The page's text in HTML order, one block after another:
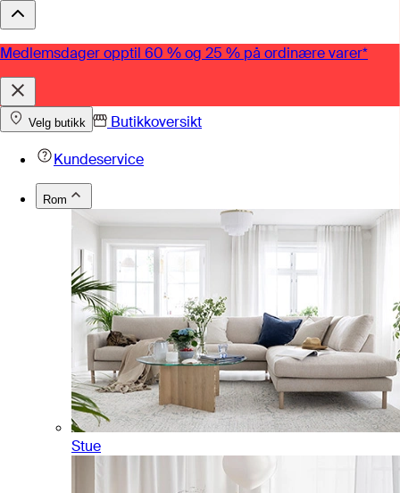
Medlemsdager opptil 60 % og 25 % på ordinære varer*
Velg butikk
Butikkoversikt
Kundeservice
Rom
Stue